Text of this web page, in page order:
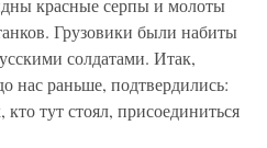
красные серпы и молоты
Грузовики были набиты
солдатами. Итак,
нас раньше, подтвердились:
тут стоял, присоединиться